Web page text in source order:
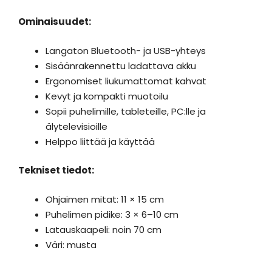
Ominaisuudet:
Langaton Bluetooth- ja USB-yhteys
Sisäänrakennettu ladattava akku
Ergonomiset liukumattomat kahvat
Kevyt ja kompakti muotoilu
Sopii puhelimille, tableteille, PC:lle ja
älytelevisioille
Helppo liittää ja käyttää
Tekniset tiedot:
Ohjaimen mitat: 11 × 15 cm
Puhelimen pidike: 3 × 6–10 cm
Latauskaapeli: noin 70 cm
Väri: musta